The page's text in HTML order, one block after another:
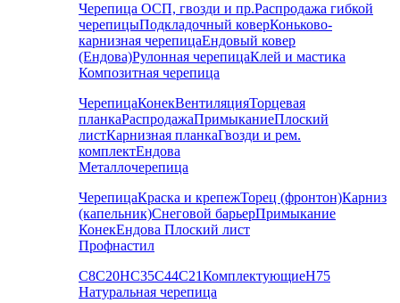
Черепица ОСП, гвозди и пр.Распродажа гибкой
черепицыПодкладочный коверКоньково-
карнизная черепицаЕндовый ковер
(Ендова)Рулонная черепицаКлей и мастика
Композитная черепица
ЧерепицаКонекВентиляцияТорцевая
планкаРаспродажаПримыканиеПлоский
листКарнизная планкаГвозди и рем.
комплектЕндова
Металлочерепица
ЧерепицаКраска и крепежТорец (фронтон)Карниз
(капельник)Снеговой барьерПримыкание
КонекЕндова Плоский лист
Профнастил
С8С20НС35С44С21КомплектующиеН75
Натуральная черепица